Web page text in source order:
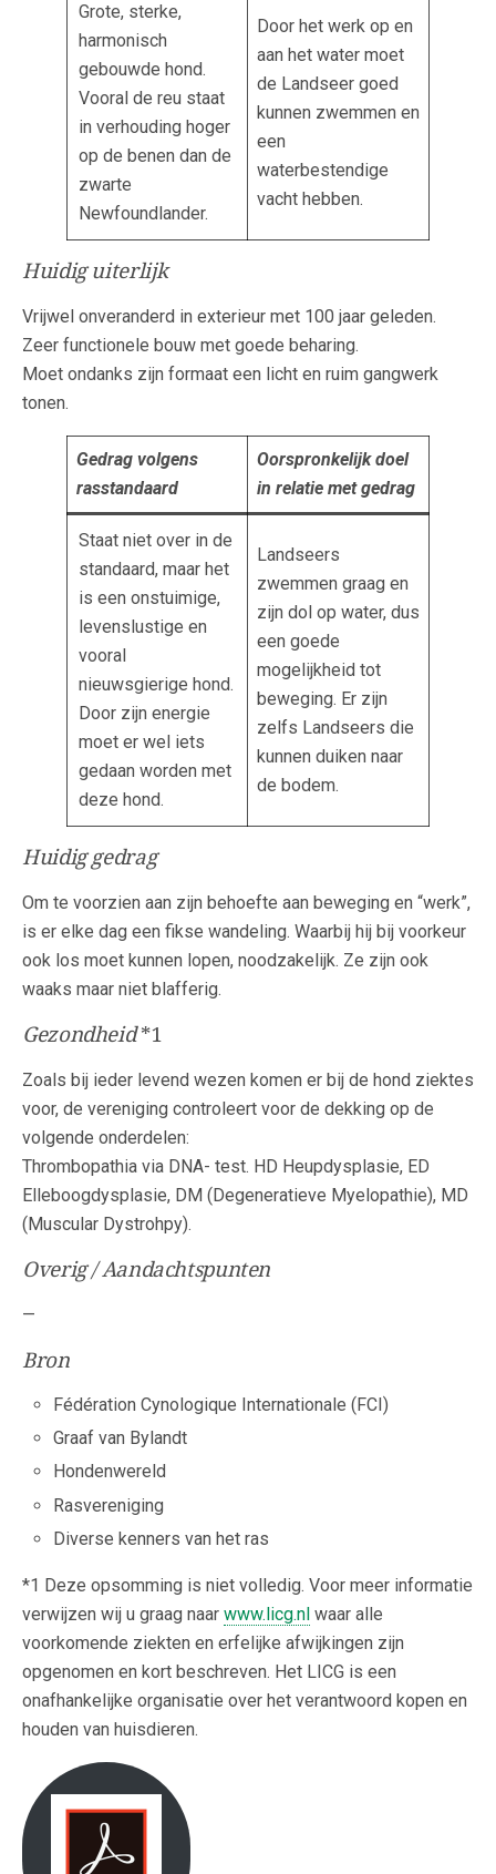
Grote, sterke,
harmonisch
gebouwde hond.
Vooral de reu staat
in verhouding hoger
op de benen dan de
zwarte
Newfoundlander.
Door het werk op en
aan het water moet
de Landseer goed
kunnen zwemmen en
een
waterbestendige
vacht hebben.
Huidig uiterlijk
Vrijwel onveranderd in exterieur met 100 jaar geleden.
Zeer functionele bouw met goede beharing.
Moet ondanks zijn formaat een licht en ruim gangwerk
tonen.
Gedrag volgens
rasstandaard
Oorspronkelijk doel
in relatie met gedrag
Staat niet over in de
standaard, maar het
is een onstuimige,
levenslustige en
vooral
nieuwsgierige hond.
Door zijn energie
moet er wel iets
gedaan worden met
deze hond.
Landseers
zwemmen graag en
zijn dol op water, dus
een goede
mogelijkheid tot
beweging. Er zijn
zelfs Landseers die
kunnen duiken naar
de bodem.
Huidig gedrag
Om te voorzien aan zijn behoefte aan beweging en “werk”,
is er elke dag een fikse wandeling. Waarbij hij bij voorkeur
ook los moet kunnen lopen, noodzakelijk. Ze zijn ook
waaks maar niet blafferig.
Gezondheid*1
Zoals bij ieder levend wezen komen er bij de hond ziektes
voor, de vereniging controleert voor de dekking op de
volgende onderdelen:
Thrombopathia via DNA- test. HD Heupdysplasie, ED
Elleboogdysplasie, DM (Degeneratieve Myelopathie), MD
(Muscular Dystrohpy).
Overig / Aandachtspunten
—
Bron
Fédération Cynologique Internationale (FCI)
Graaf van Bylandt
Hondenwereld
Rasvereniging
Diverse kenners van het ras
*1 Deze opsomming is niet volledig. Voor meer informatie
verwijzen wij u graag naar www.licg.nl waar alle
voorkomende ziekten en erfelijke afwijkingen zijn
opgenomen en kort beschreven. Het LICG is een
onafhankelijke organisatie over het verantwoord kopen en
houden van huisdieren.